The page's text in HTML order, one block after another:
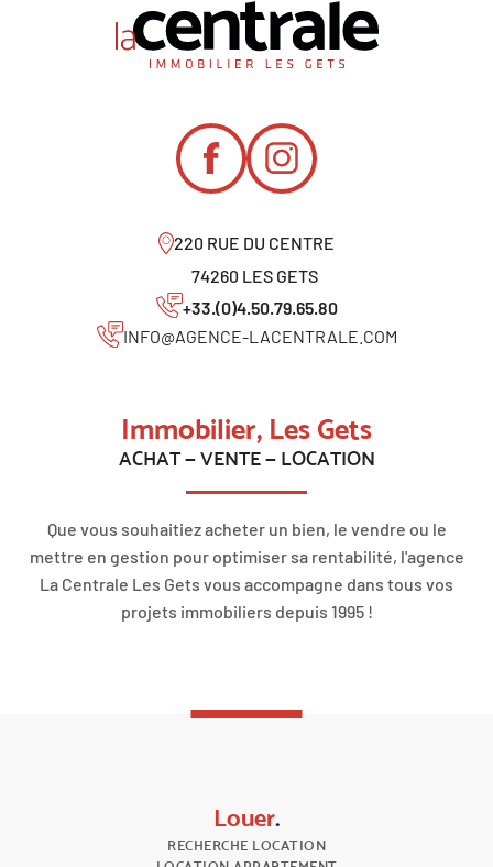
220 RUE DU CENTRE
74260 LES GETS
+33.(0)4.50.79.65.80
INFO@AGENCE-LACENTRALE.COM
Immobilier, Les Gets
ACHAT — VENTE — LOCATION
Que vous souhaitiez acheter un bien, le vendre ou le
mettre en gestion pour optimiser sa rentabilité, l'agence
La Centrale Les Gets vous accompagne dans tous vos
projets immobiliers depuis 1995 !
Louer.
RECHERCHE LOCATION